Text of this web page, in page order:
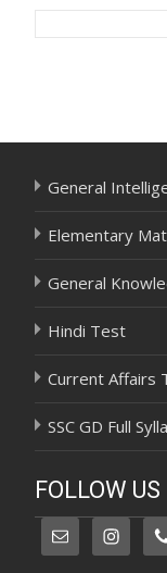
Post
General
Elementary
General
Hindi Test
Current Affairs
SSC GD Full
FOLLOW US